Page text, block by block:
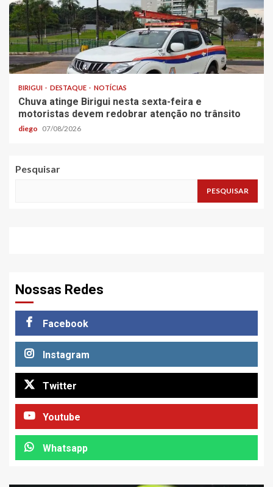
BIRIGUI DESTAQUE NOTÍCIAS
Chuva atinge Birigui nesta sexta-feira e
motoristas devem redobrar atenção no trânsito
diego 07/08/2026
Pesquisar
PESQUISAR
Nossas Redes
Facebook
Instagram
Twitter
Youtube
Whatsapp